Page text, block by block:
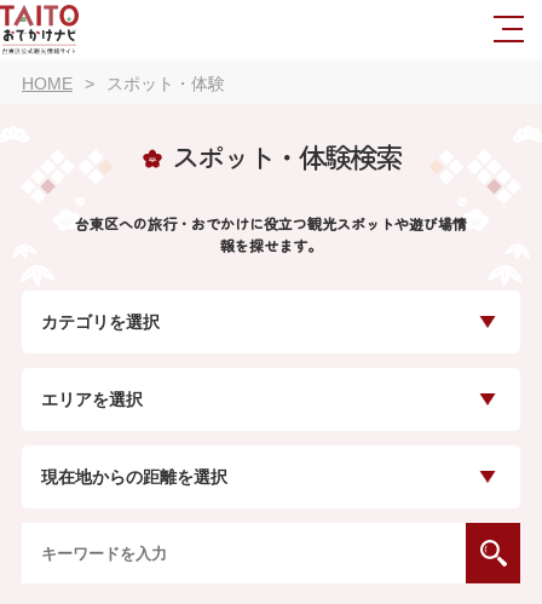
HOME スポット・体験
スポット・体験検索
台東区への旅行・おでかけに役立つ観光スポットや遊び場情
報を探せます。
カテゴリを選択
エリアを選択
現在地からの距離を選択